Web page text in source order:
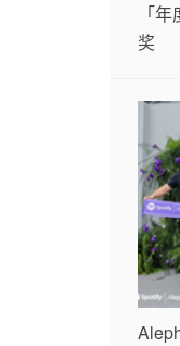
「
奖